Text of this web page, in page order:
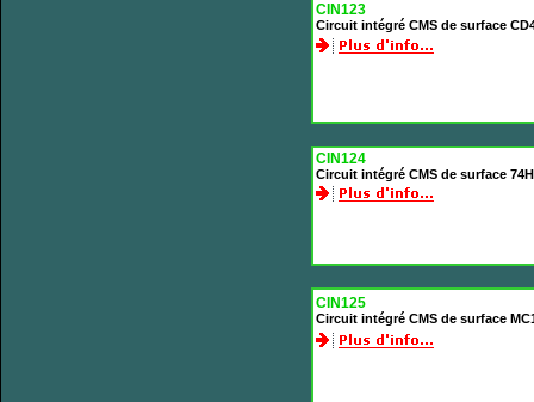
CIN123
Circuit intégré CMS de surface
CIN124
Circuit intégré CMS de surface
CIN125
Circuit intégré CMS de surface